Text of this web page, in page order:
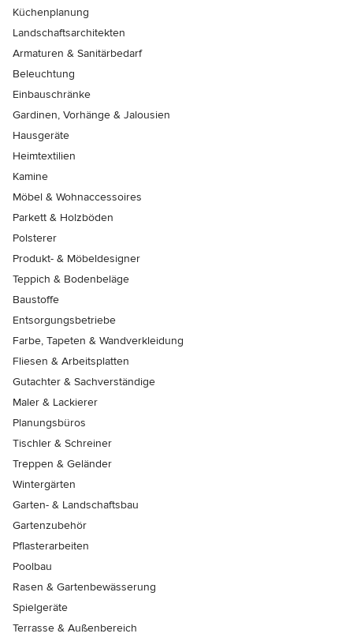
Küchenplanung
Landschaftsarchitekten
Armaturen & Sanitärbedarf
Beleuchtung
Einbauschränke
Gardinen, Vorhänge & Jalousien
Hausgeräte
Heimtextilien
Kamine
Möbel & Wohnaccessoires
Parkett & Holzböden
Polsterer
Produkt- & Möbeldesigner
Teppich & Bodenbeläge
Baustoffe
Entsorgungsbetriebe
Farbe, Tapeten & Wandverkleidung
Fliesen & Arbeitsplatten
Gutachter & Sachverständige
Maler & Lackierer
Planungsbüros
Tischler & Schreiner
Treppen & Geländer
Wintergärten
Garten- & Landschaftsbau
Gartenzubehör
Pflasterarbeiten
Poolbau
Rasen & Gartenbewässerung
Spielgeräte
Terrasse & Außenbereich